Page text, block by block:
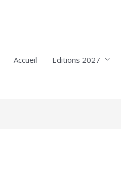
Accueil Editions 2027